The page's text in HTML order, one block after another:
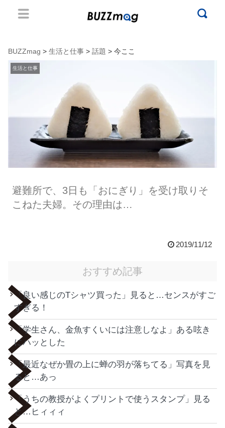
BUZZmag > 生活と仕事 > 話題 > 今ここ
生活と仕事
避難所で、3日も「おにぎり」を受け取りそ
こねた夫婦。その理由は…
2019/11/12
おすすめ記事
「良い感じのTシャツ買った」見ると…センスがすご
すぎる！
「学生さん、金魚すくいには注意しなよ」ある呟き
にハッとした
「最近なぜか畳の上に蝉の羽が落ちてる」写真を見
ると…あっ
「うちの教授がよくプリントで使うスタンプ」見る
と…ヒィィィ